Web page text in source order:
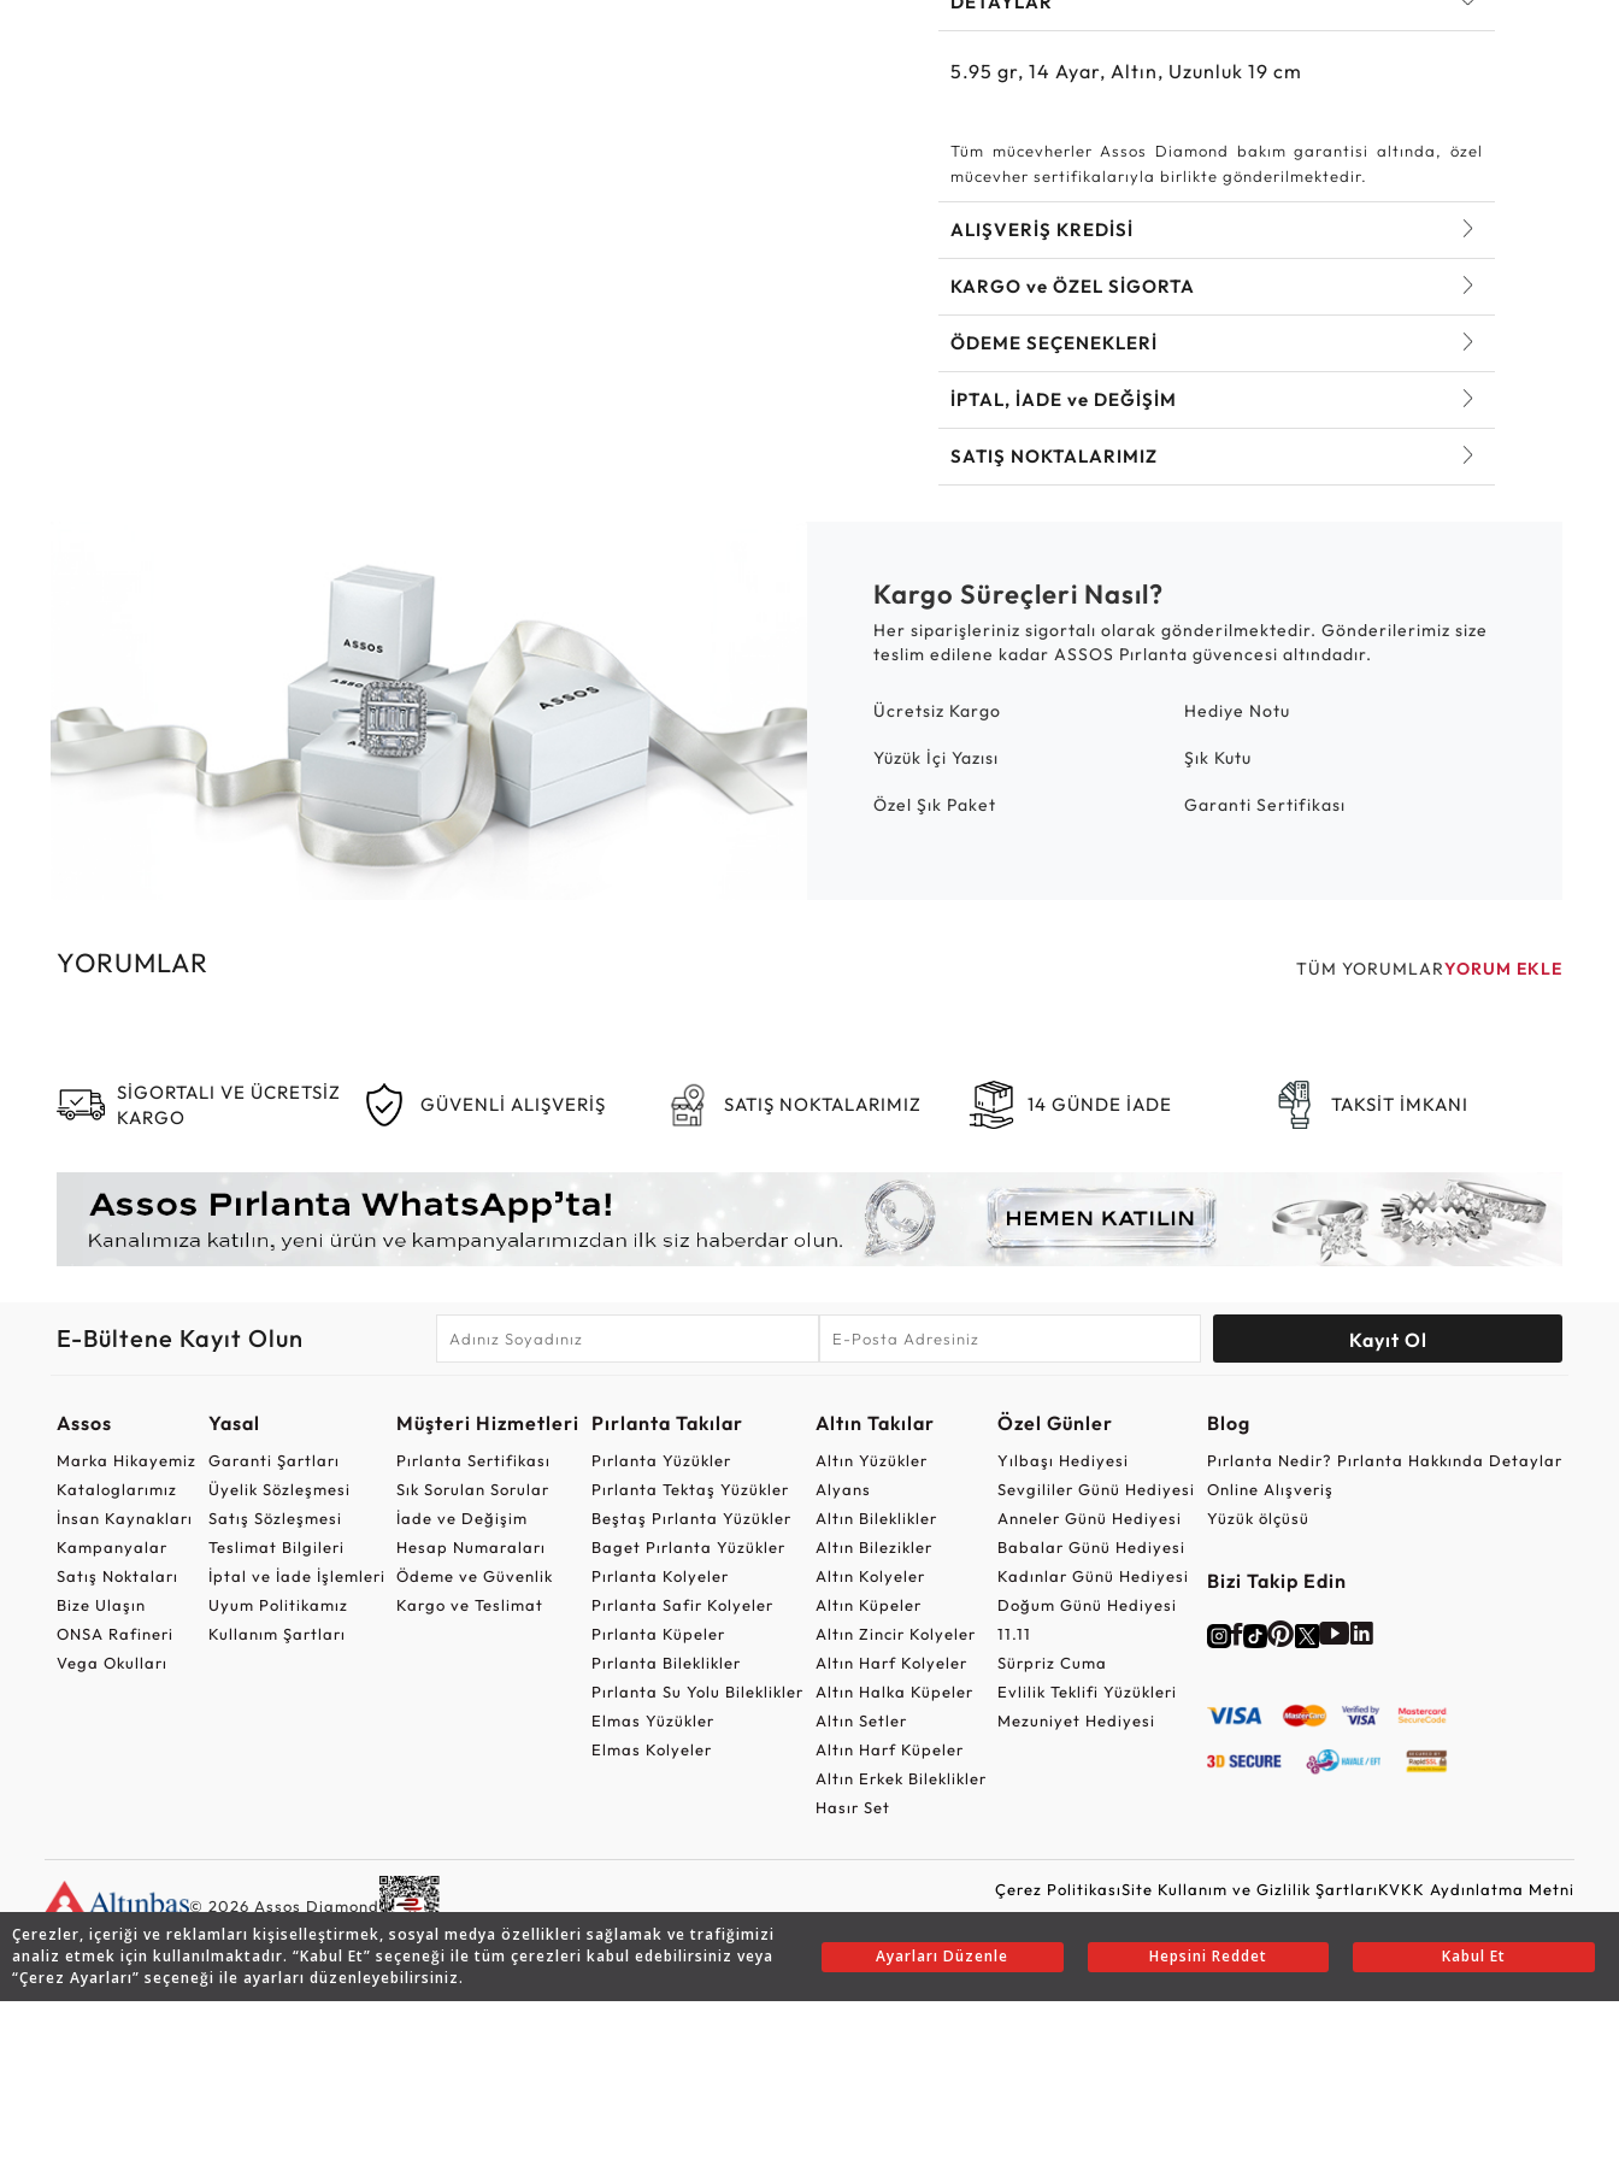
Çerezler, içeriği ve reklamları kişiselleştirmek, sosyal medya özellikleri sağlamak ve trafiğimizi
analiz etmek için kullanılmaktadır. “Kabul Et” seçeneği ile tüm çerezleri kabul edebilirsiniz veya
“Çerez Ayarları” seçeneği ile ayarları düzenleyebilirsiniz.
Ayarları Düzenle Hepsini Reddet Kabul Et
5.95gr,14Ayar, Altın, Uzunluk 19 cm
Tüm mücevherler Assos Diamond bakım garantisi altında, özel
mücevher sertifikalarıyla birlikte gönderilmektedir.
ALIŞVERİŞ KREDİSİ
KARGO ve ÖZEL SİGORTA
ÖDEME SEÇENEKLERİ
İPTAL, İADE ve DEĞİŞİM
SATIŞ NOKTALARIMIZ
Kargo Süreçleri Nasıl?
Her siparişleriniz sigortalı olarak gönderilmektedir. Gönderilerimiz size
teslim edilene kadar ASSOS Pırlanta güvencesi altındadır.
Ücretsiz Kargo Hediye Notu
Yüzük İçi Yazısı Şık Kutu
Özel Şık Paket Garanti Sertifikası
YORUMLAR TÜM YORUMLARYORUM EKLE
SİGORTALI VE ÜCRETSİZ
KARGO
GÜVENLİ ALIŞVERİŞ SATIŞ NOKTALARIMIZ 14 GÜNDE İADE TAKSİT İMKANI
E-Bültene Kayıt Olun Kayıt Ol
Assos
Marka Hikayemiz
Kataloglarımız
İnsan Kaynakları
Kampanyalar
Satış Noktaları
Bize Ulaşın
ONSA Rafineri
Vega Okulları
Yasal
Garanti Şartları
Üyelik Sözleşmesi
Satış Sözleşmesi
Teslimat Bilgileri
İptal ve İade İşlemleri
Uyum Politikamız
Kullanım Şartları
Müşteri Hizmetleri
Pırlanta Sertifikası
Sık Sorulan Sorular
İade ve Değişim
Hesap Numaraları
Ödeme ve Güvenlik
Kargo ve Teslimat
Pırlanta Takılar
Pırlanta Yüzükler
Pırlanta Tektaş Yüzükler
Beştaş Pırlanta Yüzükler
Baget Pırlanta Yüzükler
Pırlanta Kolyeler
Pırlanta Safir Kolyeler
Pırlanta Küpeler
Pırlanta Bileklikler
Pırlanta Su Yolu Bileklikler
Elmas Yüzükler
Elmas Kolyeler
Altın Takılar
Altın Yüzükler
Alyans
Altın Bileklikler
Altın Bilezikler
Altın Kolyeler
Altın Küpeler
Altın Zincir Kolyeler
Altın Harf Kolyeler
Altın Halka Küpeler
Altın Setler
Altın Harf Küpeler
Altın Erkek Bileklikler
Hasır Set
Özel Günler
Yılbaşı Hediyesi
Sevgililer Günü Hediyesi
Anneler Günü Hediyesi
Babalar Günü Hediyesi
Kadınlar Günü Hediyesi
Doğum Günü Hediyesi
11.11
Sürpriz Cuma
Evlilik Teklifi Yüzükleri
Mezuniyet Hediyesi
Blog
Pırlanta Nedir? Pırlanta Hakkında Detaylar
Online Alışveriş
Yüzük ölçüsü
Bizi Takip Edin
© 2026 Assos Diamond
Çerez PolitikasıSite Kullanım ve Gizlilik ŞartlarıKVKK Aydınlatma Metni